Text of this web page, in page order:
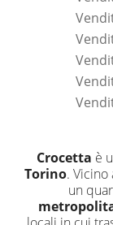
Crocetta è
Torino. Vicino
un